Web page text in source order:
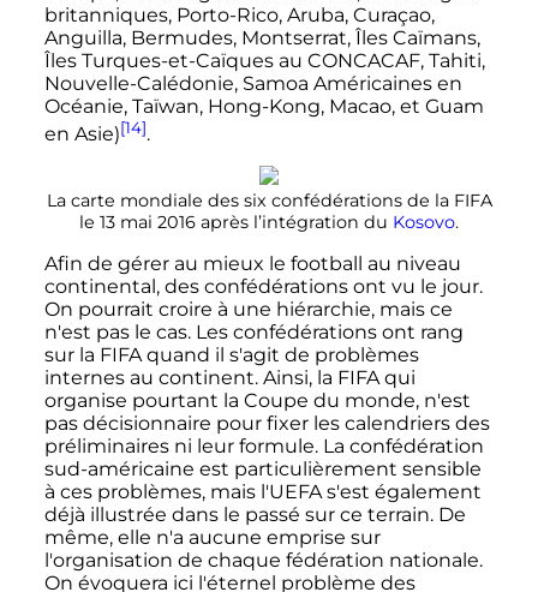
britanniques, Porto-Rico, Aruba, Curaçao,
Anguilla, Bermudes, Montserrat, Îles Caïmans,
Îles Turques-et-Caïques au CONCACAF, Tahiti,
Nouvelle-Calédonie, Samoa Américaines en
Océanie, Taïwan, Hong-Kong, Macao, et Guam
en Asie)[14].
La carte mondiale des six confédérations de la FIFA
le 13 mai 2016 après l’intégration du Kosovo.
Afin de gérer au mieux le football au niveau
continental, des confédérations ont vu le jour.
On pourrait croire à une hiérarchie, mais ce
n'est pas le cas. Les confédérations ont rang
sur la FIFA quand il s'agit de problèmes
internes au continent. Ainsi, la FIFA qui
organise pourtant la Coupe du monde, n'est
pas décisionnaire pour fixer les calendriers des
préliminaires ni leur formule. La confédération
sud-américaine est particulièrement sensible
à ces problèmes, mais l'UEFA s'est également
déjà illustrée dans le passé sur ce terrain. De
même, elle n'a aucune emprise sur
l'organisation de chaque fédération nationale.
On évoquera ici l'éternel problème des